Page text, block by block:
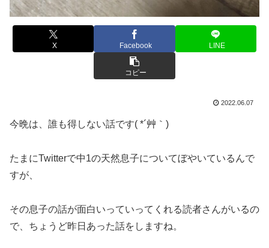
X Facebook LINE
コピー
2022.06.07
今晩は、誰も得しない話です( *´艸｀)
たまにTwitterで中1の天然息子についてぼやいているんで
すが、
その息子の話が面白いっていってくれる読者さんがいるの
で、ちょうど昨日あった話をしますね。